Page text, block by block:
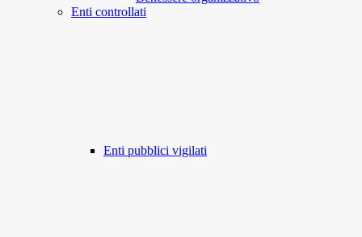
Enti controllati
Enti pubblici vigilati